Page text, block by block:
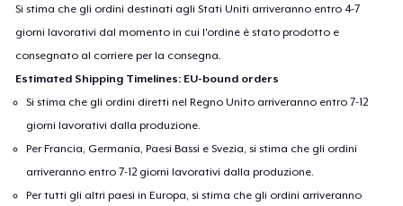
*Search terms: Cyberpunk, Sci Fi, Dystopian
Si stima che gli ordini destinati agli Stati Uniti arriveranno entro 4-7
giorni lavorativi dal momento in cui l'ordine è stato prodotto e
consegnato al corriere per la consegna.
Estimated Shipping Timelines: EU-bound orders
Si stima che gli ordini diretti nel Regno Unito arriveranno entro 7-12
giorni lavorativi dalla produzione.
Per Francia, Germania, Paesi Bassi e Svezia, si stima che gli ordini
arriveranno entro 7-12 giorni lavorativi dalla produzione.
Per tutti gli altri paesi in Europa, si stima che gli ordini arriveranno